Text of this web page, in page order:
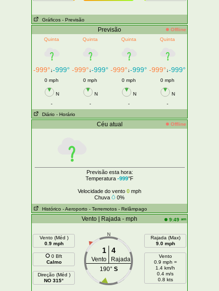
Gráficos - Previsão
Previsão
Offline
Quinta
Quinta Quinta Quinta
-999°↓-999° -999°↓-999° -999°↓-999° -999°↓-999°
0 mph 0 mph 0 mph 0 mph
N N N
N
-
- -
-
Diário - Horário
Céu atual Offline
Previsão esta hora:
Temperatura -999°F
Velocidade do vento 0 mph
Chuva
0%
Histórico - Aeroporto - Terremotos - Relâmpago
Vento | Rajada - mph 9:49 am
Vento (Méd )
0.9 mph
0 Bft
Calmo
Direção (Méd )
NO 315°
N
1 4
Vento
Rajada
190° S
Rajada (Max)
9.0 mph
Vento
0.9 mph =
1.4 km/h
0.4 m/s
0.8 kts